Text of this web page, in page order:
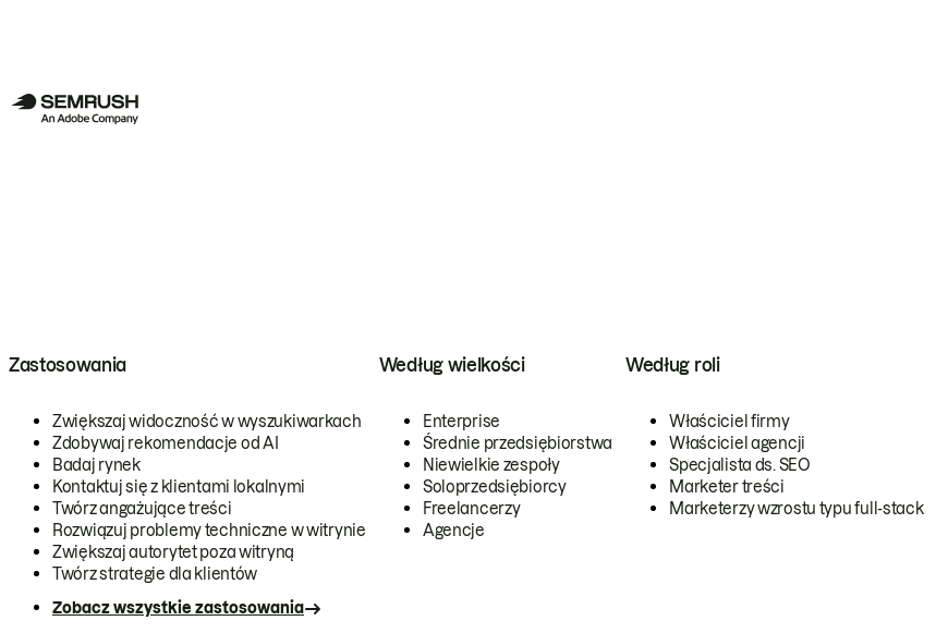
Zastosowania
Zwiększaj widoczność w wyszukiwarkach
Zdobywaj rekomendacje od AI
Badaj rynek
Kontaktuj się z klientami lokalnymi
Twórz angażujące treści
Rozwiązuj problemy techniczne w witrynie
Zwiększaj autorytet poza witryną
Twórz strategie dla klientów
Zobacz wszystkie zastosowania
Według wielkości
Enterprise
Średnie przedsiębiorstwa
Niewielkie zespoły
Soloprzedsiębiorcy
Freelancerzy
Agencje
Według roli
Właściciel firmy
Właściciel agencji
Specjalista ds. SEO
Marketer treści
Marketerzy wzrostu typu full-stack